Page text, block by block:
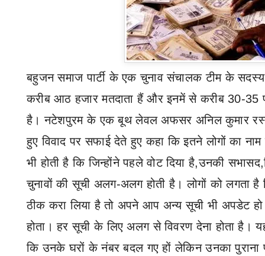
बहुजन समाज पार्टी के एक चुनाव संचालक टीम के
करीब आठ हजार मतदाता हैं और इनमें से करीब 30-35
है। नटेशपुरम के एक बूथ लेवल अफसर अनिल कुमार
हुए विवाद पर सफाई देते हुए कहा कि इतने लोगों का
भी होती है कि जिन्होंने पहले वोट दिया है,उनकी सभासद,
चुनावों की सूची अलग-अलग होती है। लोगों को लगता
ठीक करा लिया है तो अपने आप अन्य सूची भी अपडेट हो
होता। हर सूची के लिए अलग से विवरण देना होता है।
कि उनके घरों के नंबर बदल गए हों लेकिन उनका पुराना